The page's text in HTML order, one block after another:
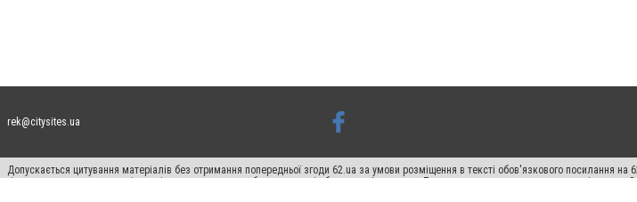
rek@citysites.ua
Допускається цитування матеріалів без отримання попередньої згоди 62.ua за умови розміщення в тексті обов'язкового посилання
гіперпосилання на цитовані статті не нижче другого абзацу в тексті або в якості джерела. Порушення виняткових прав переслідується